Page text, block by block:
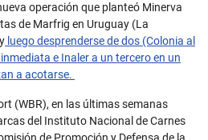
operación que planteó Minerva
de Marfrig en Uruguay (La
luego desprenderse de dos (Colonia al
e Inaler a un tercero en un
a acotarse.
(WBR), en las últimas semanas
del Instituto Nacional de Carnes